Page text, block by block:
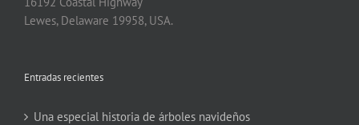
Lewes, Delaware 19958, USA.
Entradas recientes
Una especial historia de árboles navideños